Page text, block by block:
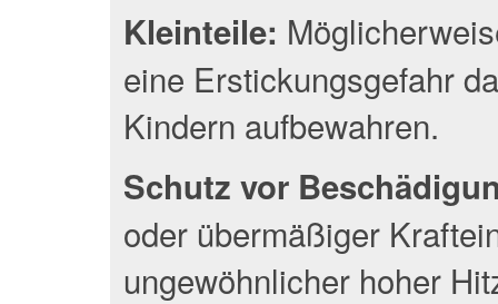
Kleinteile:
eine Erstickungsgefahr
Kindern aufbewahren.
Schutz vor
oder übermäßiger
ungewöhnlicher hoher